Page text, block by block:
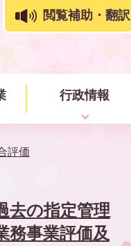
閲覧補助・翻訳
行政情報
評価
去の指定管理
務事業評価及